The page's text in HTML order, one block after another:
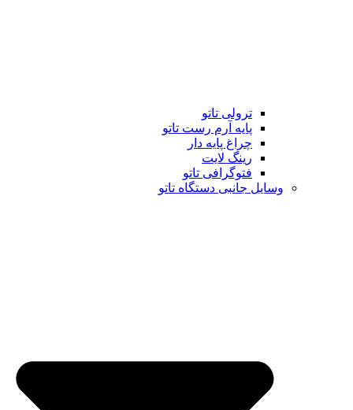
ترولی تاتو
پایه آرم رست تاتو
چراغ پایه دار
رینگ لایت
فتوگرافی تاتو
وسایل جانبی دستگاه تاتو